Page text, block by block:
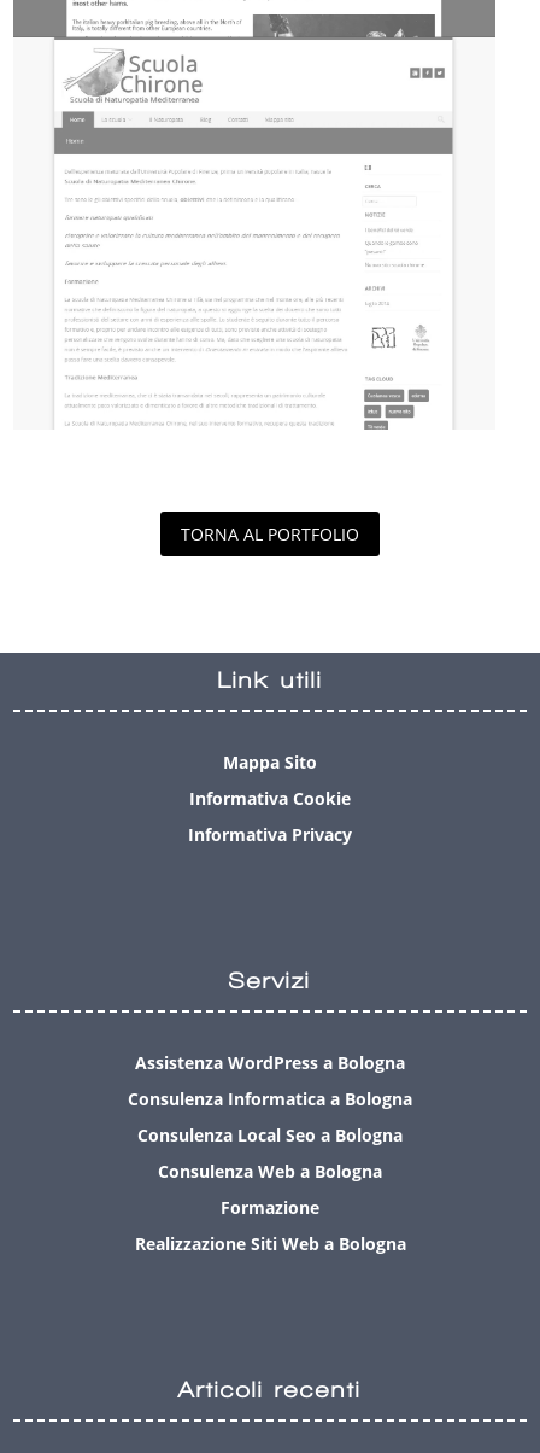
TORNA AL PORTFOLIO
Link utili
Mappa Sito
Informativa Cookie
Informativa Privacy
Servizi
Assistenza WordPress a Bologna
Consulenza Informatica a Bologna
Consulenza Local Seo a Bologna
Consulenza Web a Bologna
Formazione
Realizzazione Siti Web a Bologna
Articoli recenti